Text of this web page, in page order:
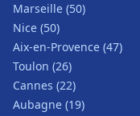
Marseille (50)
Nice (50)
Aix-en-Provence (47)
Toulon (26)
Cannes (22)
Aubagne (19)